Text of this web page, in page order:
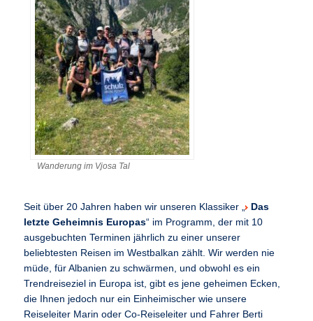
Wanderung im Vjosa Tal
Seit über 20 Jahren haben wir unseren Klassiker „
Das
letzte Geheimnis Europas“ im Programm, der mit 10
ausgebuchten Terminen jährlich zu einer unserer
beliebtesten Reisen im Westbalkan zählt. Wir werden nie
müde, für Albanien zu schwärmen, und obwohl es ein
Trendreiseziel in Europa ist, gibt es jene geheimen Ecken,
die Ihnen jedoch nur ein Einheimischer wie unsere
Reiseleiter Marin oder Co-Reiseleiter und Fahrer Berti